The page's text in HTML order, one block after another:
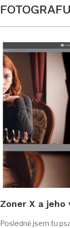
Zoner X a jeho
Posledně jsem tu